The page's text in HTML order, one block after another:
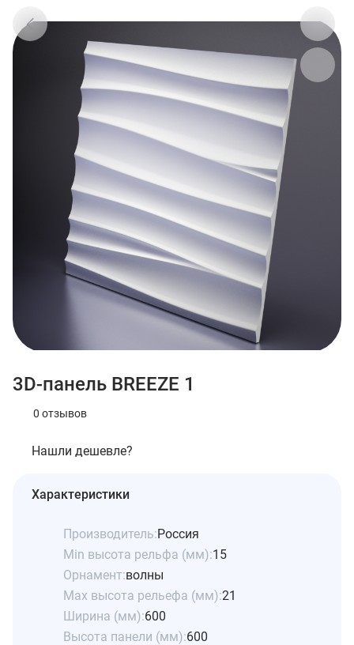
3D-панель BREEZE 1
0 отзывов
Нашли дешевле?
Характеристики
Производитель:Россия
Min высота рельфа (мм):15
Орнамент:волны
Max высота рельефа (мм):21
Ширина (мм):600
Высота панели (мм):600